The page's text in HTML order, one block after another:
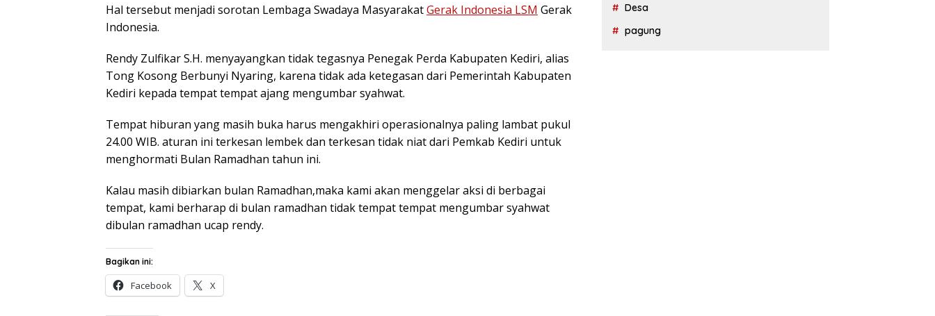
Hal tersebut menjadi sorotan Lembaga Swadaya MasyarakatGerak Indonesia LSM Gerak
Indonesia.
Rendy Zulfikar S.H. menyayangkan tidak tegasnya Penegak Perda Kabupaten Kediri, alias
Tong Kosong Berbunyi Nyaring, karena tidak ada ketegasan dari Pemerintah Kabupaten
Kediri kepada tempat tempat ajang mengumbar syahwat.
Tempat hiburan yang masih buka harus mengakhiri operasionalnya paling lambat pukul
24.00 WIB. aturan ini terkesan lembek dan terkesan tidak niat dari Pemkab Kediri untuk
menghormati Bulan Ramadhan tahun ini.
Kalau masih dibiarkan bulan Ramadhan,maka kami akan menggelar aksi di berbagai
tempat, kami berharap di bulan ramadhan tidak tempat tempat mengumbar syahwat
dibulan ramadhan ucap rendy.
Bagikan ini:
Facebook X
Desa
pagung